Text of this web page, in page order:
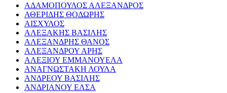
ΑΔΑΜΟΠΟΥΛΟΣ ΑΛΕΞΑΝΔΡΟΣ
ΑΘΕΡΙΔΗΣ ΘΟΔΩΡΗΣ
ΑΙΣΧΥΛΟΣ
ΑΛΕΞΑΚΗΣ ΒΑΣΙΛΗΣ
ΑΛΕΞΑΝΔΡΗΣ ΘΑΝΟΣ
ΑΛΕΞΑΝΔΡΟΥ ΑΡΗΣ
ΑΛΕΞΙΟΥ ΕΜΜΑΝΟΥΕΛΑ
ΑΝΑΓΝΩΣΤΑΚΗ ΛΟΥΛΑ
ΑΝΔΡΕΟΥ ΒΑΣΙΛΗΣ
ΑΝΔΡΙΑΝΟΥ ΕΛΣΑ